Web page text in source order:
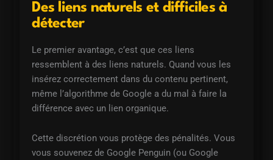
Des liens naturels et difficiles à
détecter
Le premier avantage, c’est que ces liens
ressemblent à des liens naturels. Quand vous les
insérez correctement dans du contenu pertinent,
même l’algorithme de Google a du mal à faire la
différence avec un lien organique.
Cette discrétion vous protège des pénalités. Vous
vous souvenez de Google Penguin (ou Google